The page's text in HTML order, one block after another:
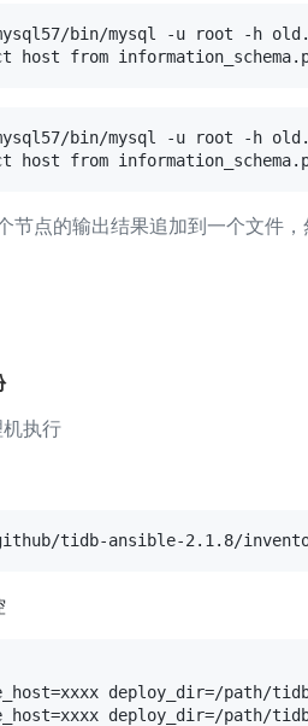
bin/mysql -u root -h
host from
bin/mysql -u root -h
host from
节点的输出结果追加到一个文件
执行
tidb-ansible-2.1.8/
deploy_dir=/path/
deploy_dir=/path/